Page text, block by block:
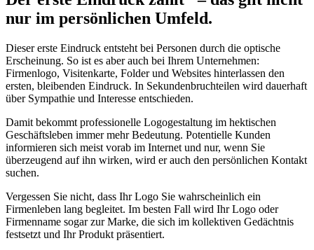
nur im persönlichen Umfeld.
Dieser erste Eindruck entsteht bei Personen durch die optische
Erscheinung. So ist es aber auch bei Ihrem Unternehmen:
Firmenlogo, Visitenkarte, Folder und Websites hinterlassen den
ersten, bleibenden Eindruck. In Sekundenbruchteilen wird dauerhaft
über Sympathie und Interesse entschieden.
Damit bekommt professionelle Logogestaltung im hektischen
Geschäftsleben immer mehr Bedeutung. Potentielle Kunden
informieren sich meist vorab im Internet und nur, wenn Sie
überzeugend auf ihn wirken, wird er auch den persönlichen Kontakt
suchen.
Vergessen Sie nicht, dass Ihr Logo Sie wahrscheinlich ein
Firmenleben lang begleitet. Im besten Fall wird Ihr Logo oder
Firmenname sogar zur Marke, die sich im kollektiven Gedächtnis
festsetzt und Ihr Produkt präsentiert.